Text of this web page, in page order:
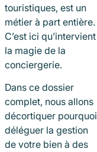
touristiques, est un
métier à part entière.
C’est ici qu’intervient
la magie de la
conciergerie.
Dans ce dossier
complet, nous allons
décortiquer pourquoi
déléguer la gestion
de votre bien à des